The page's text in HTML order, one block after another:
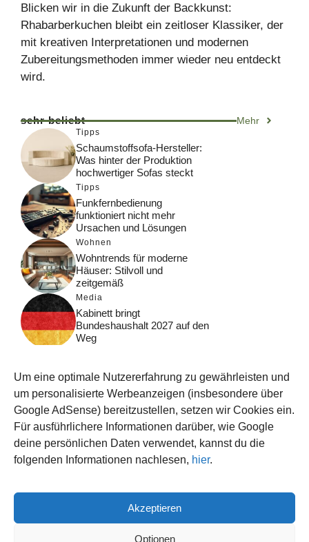
Um eine optimale Nutzererfahrung zu gewährleisten und
um personalisierte Werbeanzeigen (insbesondere über
Google AdSense) bereitzustellen, setzen wir Cookies ein.
Für ausführlichere Informationen darüber, wie Google
deine persönlichen Daten verwendet, kannst du die
folgenden Informationen nachlesen, hier.
Akzeptieren
Optionen
Blicken wir in die Zukunft der Backkunst:
Rhabarberkuchen bleibt ein zeitloser Klassiker, der
mit kreativen Interpretationen und modernen
Zubereitungsmethoden immer wieder neu entdeckt
wird.
sehr beliebt Mehr
Tipps
Schaumstoffsofa-Hersteller:
Was hinter der Produktion
hochwertiger Sofas steckt
Tipps
Funkfernbedienung
funktioniert nicht mehr
Ursachen und Lösungen
Wohnen
Wohntrends für moderne
Häuser: Stilvoll und
zeitgemäß
Media
Kabinett bringt
Bundeshaushalt 2027 auf den
Weg
Funktionsweise, Prozesse
und Rankinglogik
Computer
Wieso habe ich im moment
kein Internet?
© 2026 WISSEN123.DE
IMPRESSUM
DATENSCHUTZ